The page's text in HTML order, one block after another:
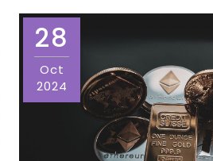
28
Oct
2024